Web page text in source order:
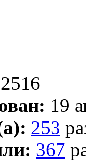
2516
19
253
367